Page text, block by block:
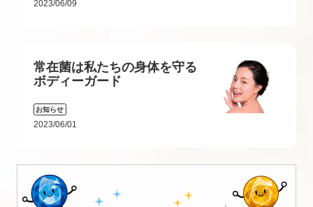
2023/06/09
常在菌は私たちの身体を守る
ボディーガード
お知らせ
2023/06/01